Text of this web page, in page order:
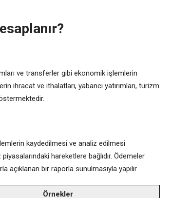
ve transferler gibi ekonomik işlemlerin
ihracat ve ithalatları, yabancı yatırımları, turizm
kaydedilmesi ve analiz edilmesi
hareketlere bağlıdır. Ödemeler
bir raporla sunulmasıyla yapılır.
Örnekler